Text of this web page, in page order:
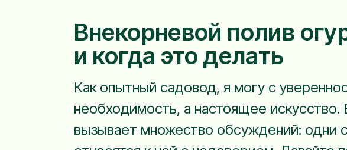
Внекорневой полив
и когда это делать
Как опытный садовод, я могу с
необходимость, а настоящее искусство.
вызывает множество обсуждений: одни